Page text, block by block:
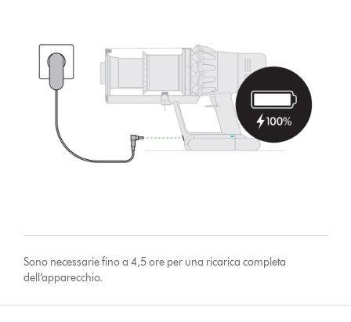
Sono necessarie fino a 4,5 ore per una ricarica completa
dell’apparecchio.